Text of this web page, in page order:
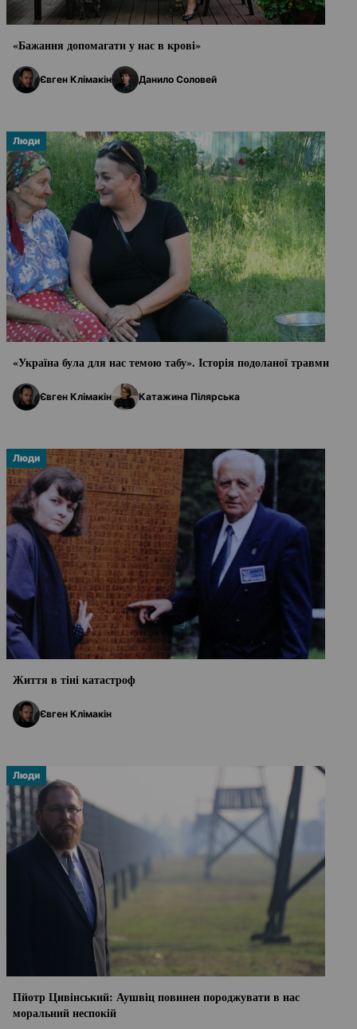
«Бажання допомагати у нас в крові»
Євген Клімакін Данило Соловей
Люди
«Україна була для нас темою табу». Історія подоланої травми
Євген Клімакін Катажина Пілярська
Люди
Життя в тіні катастроф
Євген Клімакін
Люди
Пйотр Цивінський: Аушвіц повинен породжувати в нас
моральний неспокій